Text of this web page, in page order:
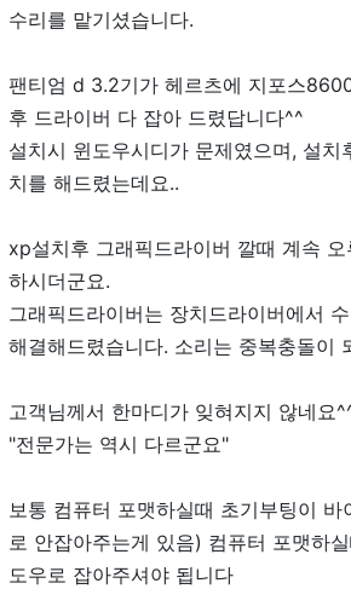
수리를 맡기셨습니다.
팬티엄 d 3.2기가 헤르츠에 지포스
후 드라이버 다 잡아 드렸답니다^^
설치시 윈도우시디가 문제였으며, 설
치를 해드렸는데요..
xp설치후 그래픽드라이버 깔때 계속
하시더군요.
그래픽드라이버는 장치드라이버에서
해결해드렸습니다. 소리는 중복충돌이
고객님께서 한마디가 잊혀지지 않네요
"전문가는 역시 다르군요"
보통 컴퓨터 포맷하실때 초기부팅이
로 안잡아주는게 있음) 컴퓨터 포맷하
도우로 잡아주셔야 됩니다